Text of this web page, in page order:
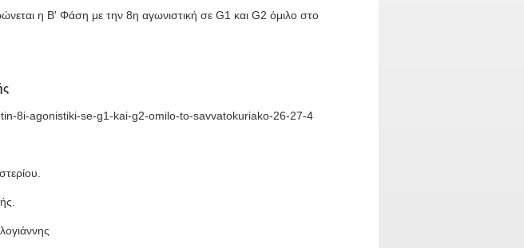
η Β' Φάση με την 8η αγωνιστική σε G1 και G2 όμιλο στο
8i-agonistiki-se-g1-kai-g2-omilo-to-savvatokuriako-26-27-4